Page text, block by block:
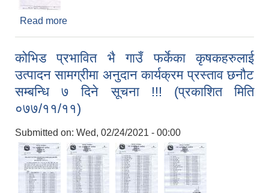
Read more
कोभिड प्रभावित भै गाउँ फर्केका कृषकहरुलाई
उत्पादन सामग्रीमा अनुदान कार्यक्रम प्रस्ताव छनौट
सम्बन्धि ७ दिने सूचना !!! (प्रकाशित मिति
०७७/११/११)
Submitted on: Wed, 02/24/2021 - 00:00